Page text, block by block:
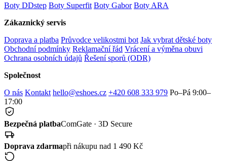
Boty DDstep Boty Superfit Boty Gabor Boty ARA
Zákaznický servis
Doprava a platba Průvodce velikostmi bot Jak vybrat dětské boty
Obchodní podmínky Reklamační řád Vrácení a výměna obuvi
Ochrana osobních údajů Řešení sporů (ODR)
Společnost
O nás Kontakt hello@eshoes.cz +420 608 333 979 Po–Pá 9:00–
17:00
Bezpečná platbaComGate · 3D Secure
Doprava zdarmapři nákupu nad 1 490 Kč